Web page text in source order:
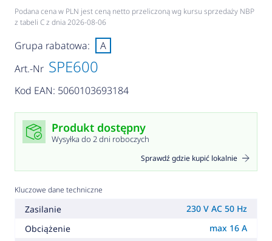
Podana cena w PLN jest ceną netto przeliczoną wg kursu sprzedaży NBP
z tabeli C z dnia 2026-08-06
Art.-Nr SPE600
Kod EAN: 5060103693184
Grupa rabatowa: A
Produkt dostępny
Wysyłka do 2 dni roboczych
Sprawdź gdzie kupić lokalnie
Kluczowe dane techniczne
Zasilanie
230 V AC 50 Hz
Obciążenie
max 16 A